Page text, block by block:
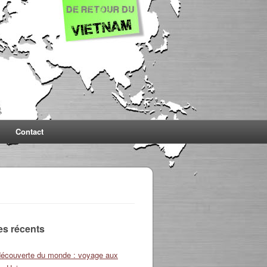
Contact
récents
du monde : voyage aux